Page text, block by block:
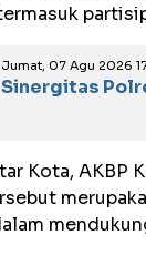
Jumat, 07 Agu 2026
Sinergitas
Kota, AKBP